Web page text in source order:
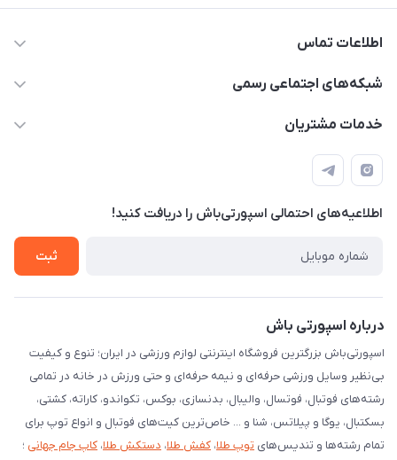
اطلاعات تماس
15 13 222 0900
شبکه‌های اجتماعی رسمی
کانال آپارات
خدمات مشتریان
درخواست پشتیبانی جدید
مشاهده لیست تیکت‌ها
لیست کد رهگیری پستی
شرایط بازگردانی کالا
اطلاعیه‌های احتمالی اسپورتی‌باش را دریافت کنید!
ثبت
درباره اسپورتی باش
اسپورتی‌باش بزرگترین فروشگاه اینترنتی لوازم ورزشی در ایران؛ تنوع و کیفیت
بی‌نظیر وسایل ورزشی حرفه‌ای و نیمه حرفه‌ای و حتی ورزش در خانه در تمامی
رشته‌های فوتبال، فوتسال، والیبال، بدنسازی، بوکس، تکواندو، کاراته، کشتی،
بسکتبال، یوگا و پیلاتس، شنا و ... خاص‌ترین کیت‌های فوتبال و انواع توپ برای
تمام رشته‌ها و تندیس‌های توپ طلا، کفش طلا، دستکش طلا، کاپ جام جهانی ؛